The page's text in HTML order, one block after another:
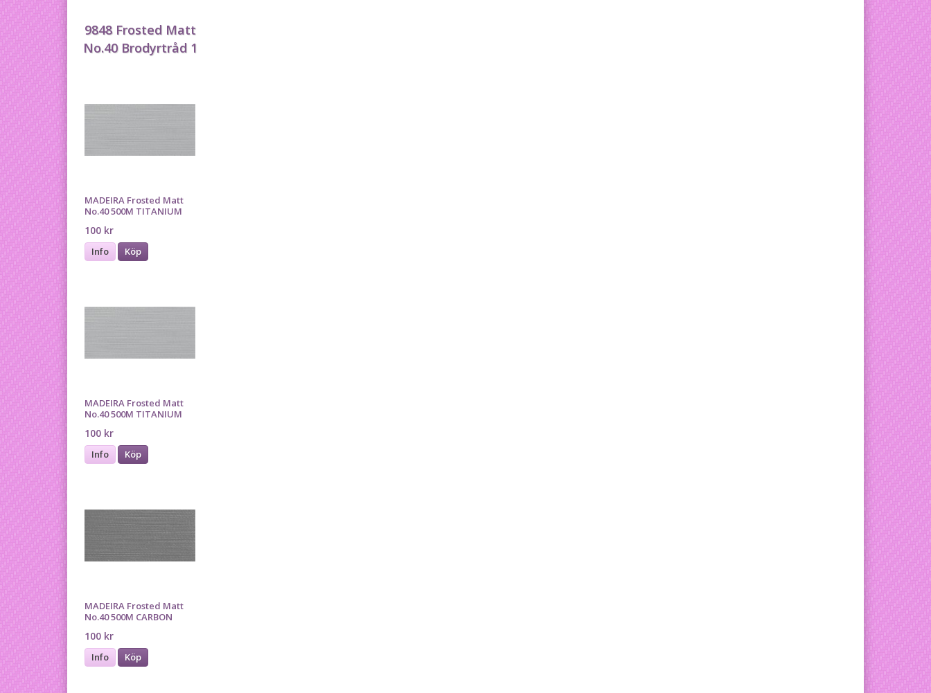
9848 Frosted Matt
No.40 Brodyrtråd 1
MADEIRA Frosted Matt
No.40 500M TITANIUM
100 kr
Info Köp
MADEIRA Frosted Matt
No.40 500M TITANIUM
100 kr
Info Köp
MADEIRA Frosted Matt
No.40 500M CARBON
100 kr
Info Köp